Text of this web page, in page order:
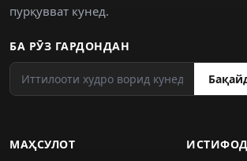
пурқувват кунед.
БА РӮЗ ГАРДОНДАН
МАҲСУЛОТ